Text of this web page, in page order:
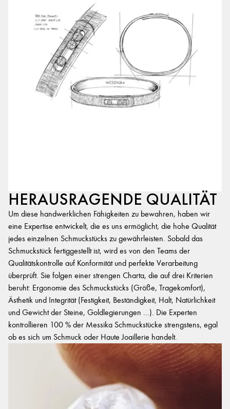
HERAUSRAGENDE QUALITÄT
Um diese handwerklichen Fähigkeiten zu bewahren, haben wir
eine Expertise entwickelt, die es uns ermöglicht, die hohe Qualität
jedes einzelnen Schmuckstücks zu gewährleisten. Sobald das
Schmuckstück fertiggestellt ist, wird es von den Teams der
Qualitätskontrolle auf Konformität und perfekte Verarbeitung
überprüft. Sie folgen einer strengen Charta, die auf drei Kriterien
beruht: Ergonomie des Schmuckstücks (Größe, Tragekomfort),
Ästhetik und Integrität (Festigkeit, Beständigkeit, Halt, Natürlichkeit
und Gewicht der Steine, Goldlegierungen ...). Die Experten
kontrollieren 100 % der Messika Schmuckstücke strengstens, egal
ob es sich um Schmuck oder Haute Joaillerie handelt.